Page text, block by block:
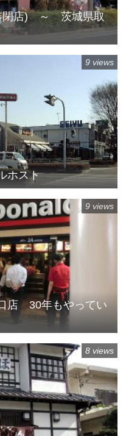
閉店) ～ 茨城県取
ホスト
9 views
店 30年もやってい
9 views
8 views